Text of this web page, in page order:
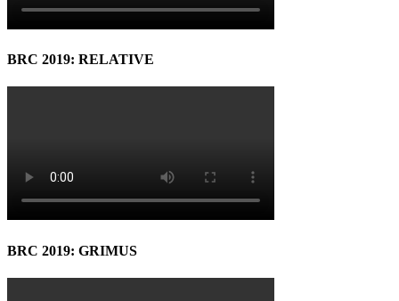
BRC 2019: RELATIVE
BRC 2019: GRIMUS